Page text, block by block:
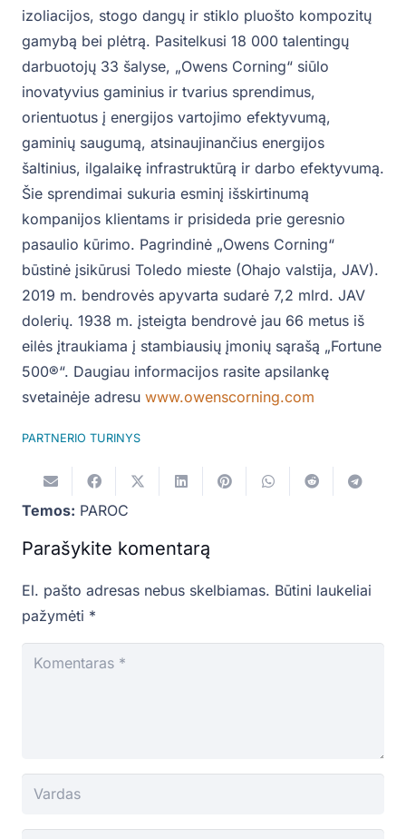
izoliacijos, stogo dangų ir stiklo pluošto kompozitų
gamybą bei plėtrą. Pasitelkusi 18 000 talentingų
darbuotojų 33 šalyse, „Owens Corning“ siūlo
inovatyvius gaminius ir tvarius sprendimus,
orientuotus į energijos vartojimo efektyvumą,
gaminių saugumą, atsinaujinančius energijos
šaltinius, ilgalaikę infrastruktūrą ir darbo efektyvumą.
Šie sprendimai sukuria esminį išskirtinumą
kompanijos klientams ir prisideda prie geresnio
pasaulio kūrimo. Pagrindinė „Owens Corning“
būstinė įsikūrusi Toledo mieste (Ohajo valstija, JAV).
2019 m. bendrovės apyvarta sudarė 7,2 mlrd. JAV
dolerių. 1938 m. įsteigta bendrovė jau 66 metus iš
eilės įtraukiama į stambiausių įmonių sąrašą „Fortune
500®“. Daugiau informacijos rasite apsilankę
svetainėje adresu www.owenscorning.com
PARTNERIO TURINYS
Temos: PAROC
Parašykite komentarą
El. pašto adresas nebus skelbiamas. Būtini laukeliai
pažymėti *